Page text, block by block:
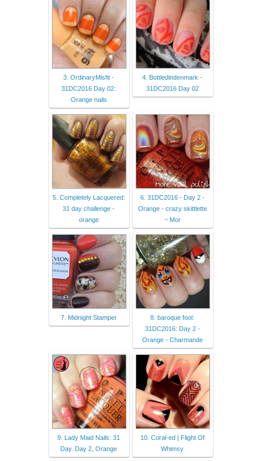
3. OrdinaryMisfit -
31DC2016 Day 02:
Orange nails
4. Bottledindenmark -
31DC2016 Day 02
5. Completely Lacquered:
31 day challenge -
orange
6. 31DC2016 - Day 2 -
Orange - crazy skittlette
~ Mor
7. Midnight Stamper
8. baroque fool:
31DC2016: Day 2 -
Orange - Charmande
9. Lady Maid Nails: 31
Day. Day 2, Orange
10. Coral-ed | Flight Of
Whimsy